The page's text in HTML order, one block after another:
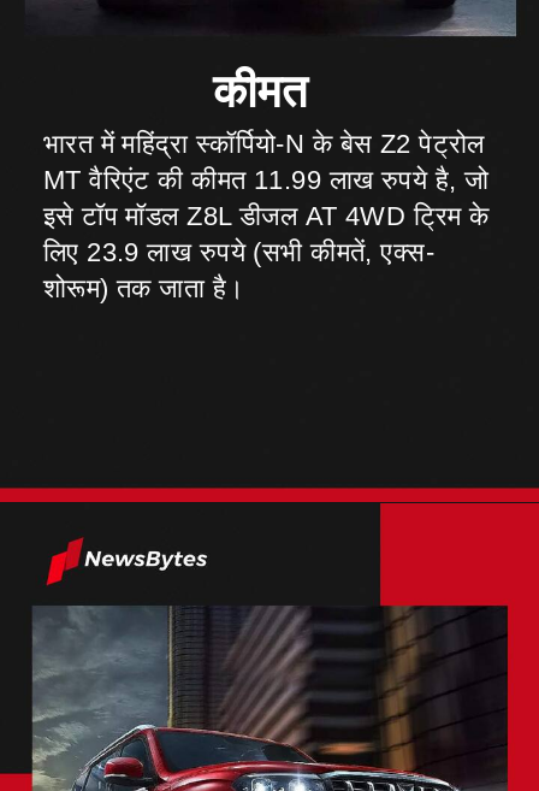
कीमत
भारत में महिंद्रा स्कॉर्पियो-N के बेस Z2 पेट्रोल
MT वैरिएंट की कीमत 11.99 लाख रुपये है, जो
इसे टॉप मॉडल Z8L डीजल AT 4WD ट्रिम के
लिए 23.9 लाख रुपये (सभी कीमतें, एक्स-